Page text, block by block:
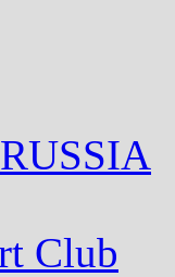
Club